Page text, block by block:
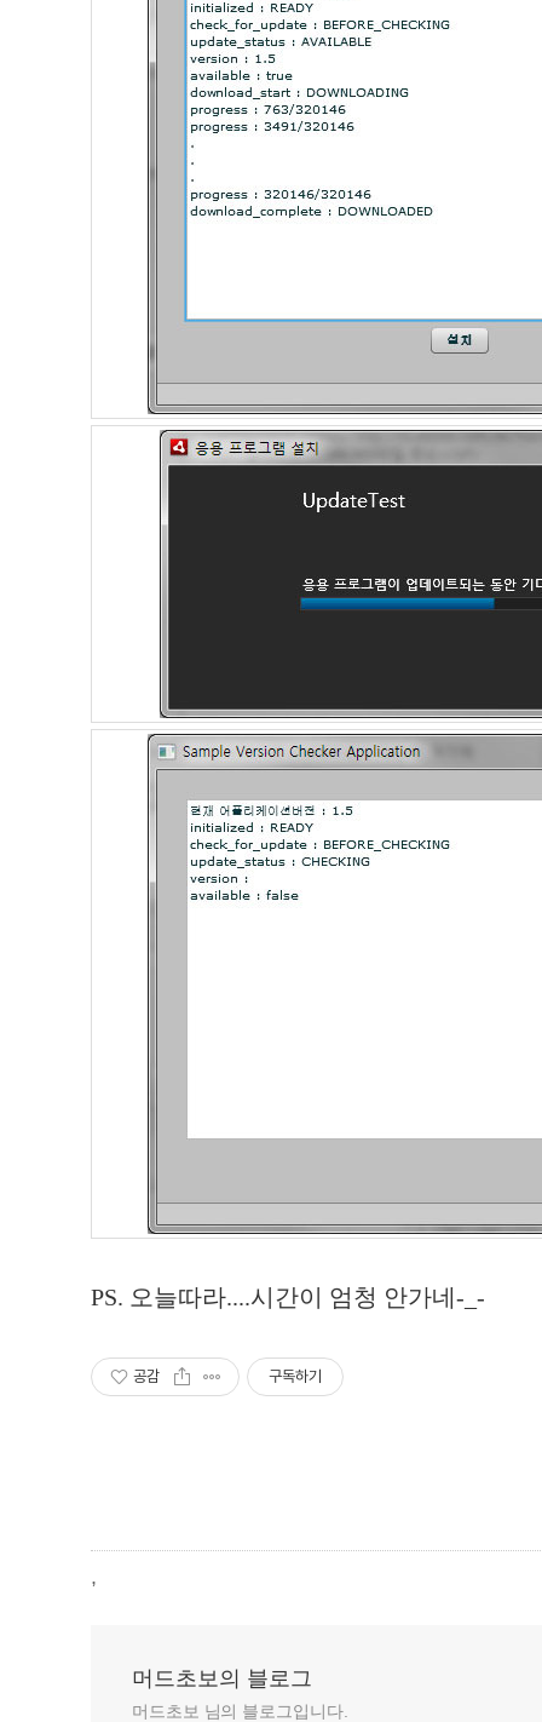
PS. 오늘따라....시간이 엄청 안가네-_-
공감 구독하기
,
머드초보의 블로그
머드초보 님의 블로그입니다.